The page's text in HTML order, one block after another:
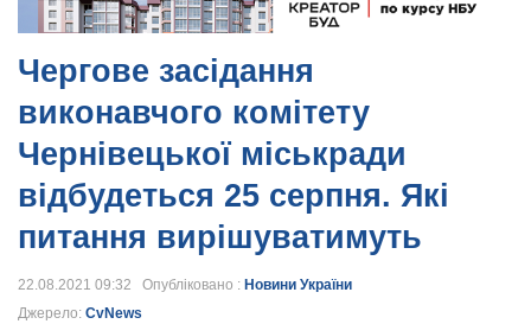
Чергове засідання
виконавчого комітету
Чернівецької міськради
відбудеться 25 серпня. Які
питання вирішуватимуть
22.08.2021 09:32 Опубліковано : Новини України
Джерело: CvNews